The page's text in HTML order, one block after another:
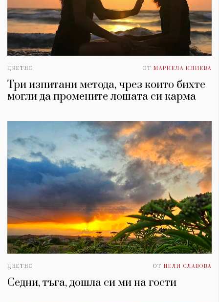
ЦВЕТНО ОТ МАРИЕЛА ИЛИЕВА
Три изпитани метода, чрез които бихте
могли да промените лошата си карма
ЦВЕТНО ОТ НЕЛИ СЛАВОВА
Седни, тъга, дошла си ми на гости